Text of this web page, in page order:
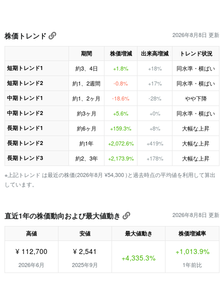
株価トレンド 2026年8月8日 更新
期間 株価増減 出来高増減
トレンド状況
短期トレンド1
約3、4日 +1.8% +18% 同水準・横ばい
短期トレンド2 約1、2週間 -0.8% +17% 同水準・横ばい
中期トレンド1 約1、2ヶ月 -18.6% -28% やや下降
中期トレンド2 約3ヶ月 +5.6% +0% 同水準・横ばい
長期トレンド1 約6ヶ月 +159.3% +8% 大幅な上昇
長期トレンド2 約1年 +2,072.6% +419% 大幅な上昇
長期トレンド3 約2、3年 +2,173.9% +178% 大幅な上昇
※上記トレンド は最近の株価(2026年8月 ¥54,300 )と過去時点の平均値を利用して算出
しています。
直近1年の株価動向および最大値動き 2026年8月8日 更新
高値 安値 最大値動き 株価増減率
¥ 112,700
2026年6月
¥ 2,541
2025年9月
+4,335.3%
+1,013.9%
1年前比